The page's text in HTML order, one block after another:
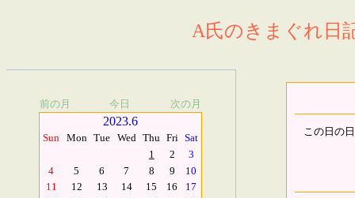
A氏のきまぐれ日
前の月 今日 次の月
2023.6
Sun Mon Tue Wed Thu Fri Sat
1
2
3
4
5 6 7 8 9
10
11
12 13 14 15 16
17
この日の